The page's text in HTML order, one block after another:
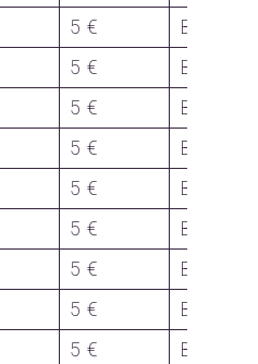
5 €
Bon
5 €
Bon
5 €
Bon
5 €
Bon
5 €
Bon
5 €
Bon
5 €
Bon
5 €
Bon
5 €
Bon